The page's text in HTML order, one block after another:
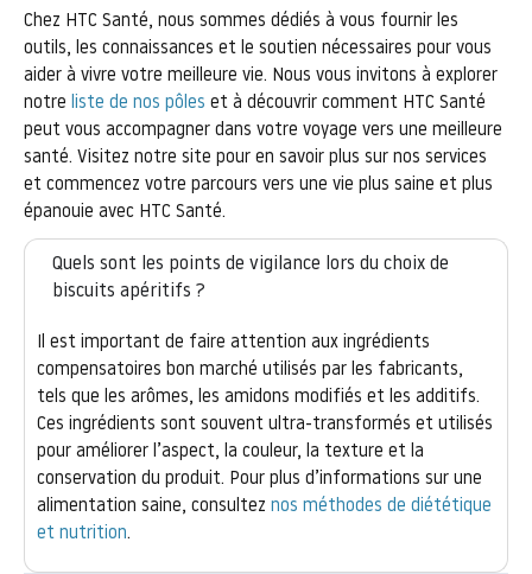
Chez HTC Santé, nous sommes dédiés à vous fournir les
outils, les connaissances et le soutien nécessaires pour vous
aider à vivre votre meilleure vie. Nous vous invitons à explorer
notre liste de nos pôles et à découvrir comment HTC Santé
peut vous accompagner dans votre voyage vers une meilleure
santé. Visitez notre site pour en savoir plus sur nos services
et commencez votre parcours vers une vie plus saine et plus
épanouie avec HTC Santé.
Quels sont les points de vigilance lors du choix de
biscuits apéritifs ?
Il est important de faire attention aux ingrédients
compensatoires bon marché utilisés par les fabricants,
tels que les arômes, les amidons modifiés et les additifs.
Ces ingrédients sont souvent ultra-transformés et utilisés
pour améliorer l’aspect, la couleur, la texture et la
conservation du produit. Pour plus d’informations sur une
alimentation saine, consultez nos méthodes de diététique
et nutrition.